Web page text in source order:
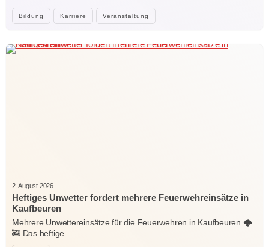
Bildung Karriere Veranstaltung
2. August 2026
Heftiges Unwetter fordert mehrere Feuerwehreinsätze in
Kaufbeuren
Mehrere Unwettereinsätze für die Feuerwehren in Kaufbeuren 🌩️
🚒 Das heftige…